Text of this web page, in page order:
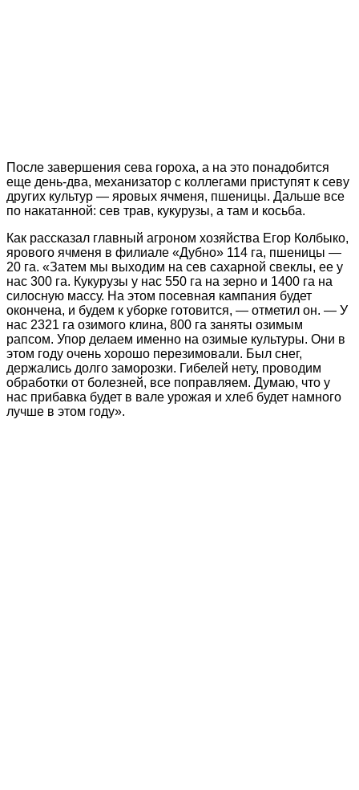
После завершения сева гороха, а на это понадобится
еще день-два, механизатор с коллегами приступят к севу
других культур — яровых ячменя, пшеницы. Дальше все
по накатанной: сев трав, кукурузы, а там и косьба.
Как рассказал главный агроном хозяйства Егор Колбыко,
ярового ячменя в филиале «Дубно» 114 га, пшеницы —
20 га. «Затем мы выходим на сев сахарной свеклы, ее у
нас 300 га. Кукурузы у нас 550 га на зерно и 1400 га на
силосную массу. На этом посевная кампания будет
окончена, и будем к уборке готовится, — отметил он. — У
нас 2321 га озимого клина, 800 га заняты озимым
рапсом. Упор делаем именно на озимые культуры. Они в
этом году очень хорошо перезимовали. Был снег,
держались долго заморозки. Гибелей нету, проводим
обработки от болезней, все поправляем. Думаю, что у
нас прибавка будет в вале урожая и хлеб будет намного
лучше в этом году».